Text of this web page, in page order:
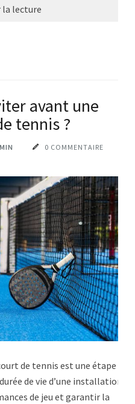
lecture
avant une
tennis ?
0 COMMENTAIRE
de tennis est une étape
de vie d’une installation
de jeu et garantir la